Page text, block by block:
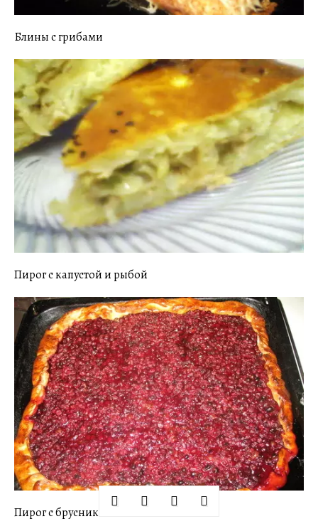
Блины с грибами
Пирог с капустой и рыбой
Пирог с брусникой